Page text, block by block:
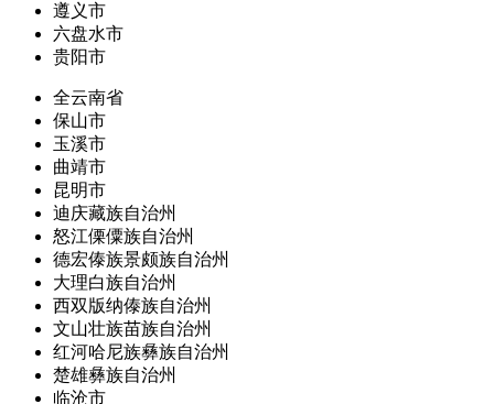
遵义市
六盘水市
贵阳市
全云南省
保山市
玉溪市
曲靖市
昆明市
迪庆藏族自治州
怒江傈僳族自治州
德宏傣族景颇族自治州
大理白族自治州
西双版纳傣族自治州
文山壮族苗族自治州
红河哈尼族彝族自治州
楚雄彝族自治州
临沧市